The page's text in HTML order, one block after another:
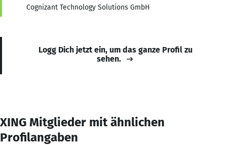
Cognizant Technology Solutions GmbH
Logg Dich jetzt ein, um das ganze Profil zu
sehen.
XING Mitglieder mit ähnlichen
Profilangaben